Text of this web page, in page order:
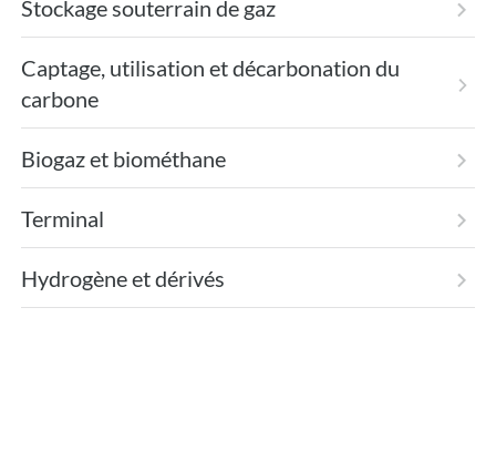
Stockage souterrain de gaz
Captage, utilisation et décarbonation du
carbone
Biogaz et biométhane
Terminal
Hydrogène et dérivés